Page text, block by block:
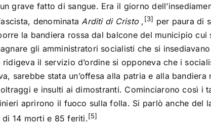
grave fatto di sangue. Era il giorno
denominataArditi di Cristo ,[3] per paura di
la bandiera rossa dal balcone del municipio cui
gli amministratori socialisti che si
il servizio d’ordine si opponeva che i
sarebbe stata un’offesa alla patria e alla
e insulti ai dimostranti. Cominciarono così i
aprirono il fuoco sulla folla. Si parlò anche del
14 morti e 85 feriti.[5]